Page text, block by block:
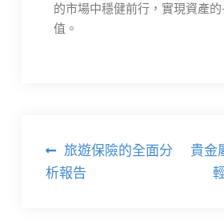
的市場中穩健前行，實現資產
值。
文
章
旅遊保險的全面分
析報告
貴金